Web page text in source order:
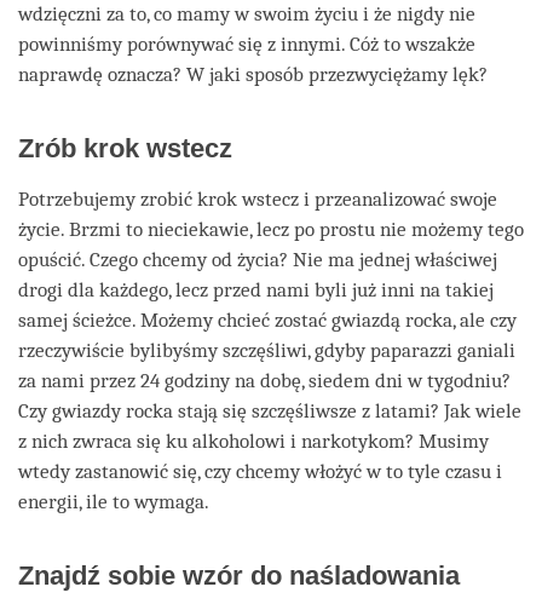
wdzięczni za to, co mamy w swoim życiu i że nigdy nie
powinniśmy porównywać się z innymi. Cóż to wszakże
naprawdę oznacza? W jaki sposób przezwyciężamy lęk?
Zrób krok wstecz
Potrzebujemy zrobić krok wstecz i przeanalizować swoje
życie. Brzmi to nieciekawie, lecz po prostu nie możemy tego
opuścić. Czego chcemy od życia? Nie ma jednej właściwej
drogi dla każdego, lecz przed nami byli już inni na takiej
samej ścieżce. Możemy chcieć zostać gwiazdą rocka, ale czy
rzeczywiście bylibyśmy szczęśliwi, gdyby paparazzi ganiali
za nami przez 24 godziny na dobę, siedem dni w tygodniu?
Czy gwiazdy rocka stają się szczęśliwsze z latami? Jak wiele
z nich zwraca się ku alkoholowi i narkotykom? Musimy
wtedy zastanowić się, czy chcemy włożyć w to tyle czasu i
energii, ile to wymaga.
Znajdź sobie wzór do naśladowania